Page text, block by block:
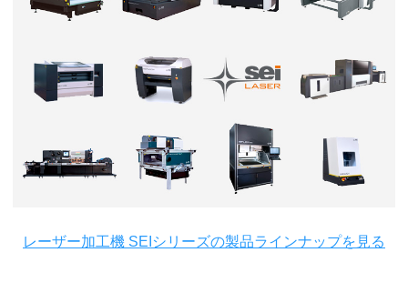
レーザー加工機 SEIシリーズの製品ラインナップを見る